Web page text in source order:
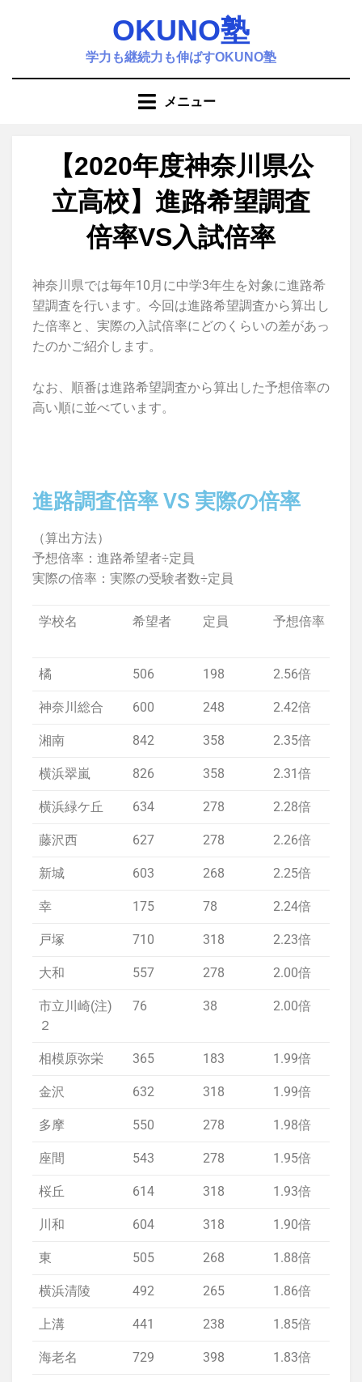
OKUNO塾
学力も継続力も伸ばすOKUNO塾
メニュー
【2020年度神奈川県公
立高校】進路希望調査
倍率VS入試倍率
神奈川県では毎年10月に中学3年生を対象に進路希
望調査を行います。今回は進路希望調査から算出し
た倍率と、実際の入試倍率にどのくらいの差があっ
たのかご紹介します。
なお、順番は進路希望調査から算出した予想倍率の
高い順に並べています。
進路調査倍率 VS 実際の倍率
（算出方法）
予想倍率：進路希望者÷定員
実際の倍率：実際の受験者数÷定員
学校名 希望者 定員 予想倍率
橘 506 198 2.56倍
神奈川総合 600 248 2.42倍
湘南 842 358 2.35倍
横浜翠嵐 826 358 2.31倍
横浜緑ケ丘 634 278 2.28倍
藤沢西 627 278 2.26倍
新城 603 268 2.25倍
幸 175 78 2.24倍
戸塚 710 318 2.23倍
大和 557 278 2.00倍
市立川崎(注)
２
76 38 2.00倍
相模原弥栄 365 183 1.99倍
金沢 632 318 1.99倍
多摩 550 278 1.98倍
座間 543 278 1.95倍
桜丘 614 318 1.93倍
川和 604 318 1.90倍
東 505 268 1.88倍
横浜清陵 492 265 1.86倍
上溝 441 238 1.85倍
海老名 729 398 1.83倍